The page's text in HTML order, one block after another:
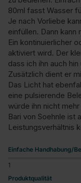
80ml fasst Wasser
Je nach Vorliebe
einfüllen. Dann
Ein kontinuierlicher
aktiviert wird. Der
dass ich ihn auch
Zusätzlich dient er
Das Licht hat
eine pulsierende
würde ihn nicht
Bari von Soehnle ist
Leistungsverhältnis
Einfache Handhabung/
1
Produktqualität